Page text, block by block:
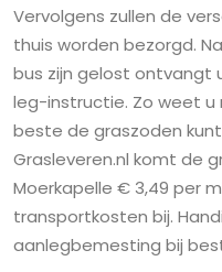
Vervolgens zullen de
thuis worden bezorgd.
bus zijn gelost ontvangt
leg-instructie. Zo weet u
beste de graszoden
Grasleveren.nl komt de
Moerkapelle € 3,49 per
transportkosten bij.
aanlegbemesting bij